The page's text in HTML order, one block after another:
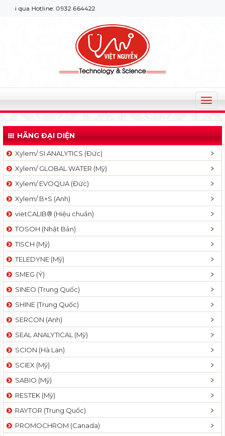
Hotline: 0932 664422
T
o
g
l
v
a
t
n
HÃNG ĐẠI DIỆN
Xylem/ SI ANALYTICS (Đức)
Xylem/ GLOBAL WATER (Mỹ)
Xylem/ EVOQUA (Đức)
Xylem/ B+S (Anh)
vietCALIB® (Hiệu chuẩn)
TOSOH (Nhật Bản)
TISCH (Mỹ)
TELEDYNE (Mỹ)
SMEG (Ý)
SINEO (Trung Quốc)
SHINE (Trung Quốc)
SERCON (Anh)
SEAL ANALYTICAL (Mỹ)
SCION (Hà Lan)
SCIEX (Mỹ)
SABIO (Mỹ)
RESTEK (Mỹ)
RAYTOR (Trung Quốc)
PROMOCHROM (Canada)